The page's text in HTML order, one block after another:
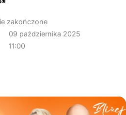
zakończone
09 października 2025
11:00